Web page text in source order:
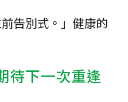
告別式。」健康的
待下一次重逢